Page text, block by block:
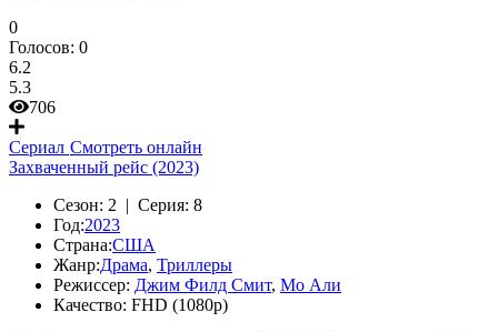
0
Голосов: 0
6.2
5.3
706
Сериал Смотреть онлайн
Захваченный рейс (2023)
Сезон: 2 | Серия: 8
Год:2023
Страна:США
Жанр:Драма, Триллеры
Режиссер: Джим Филд Смит, Мо Али
Качество: FHD (1080p)